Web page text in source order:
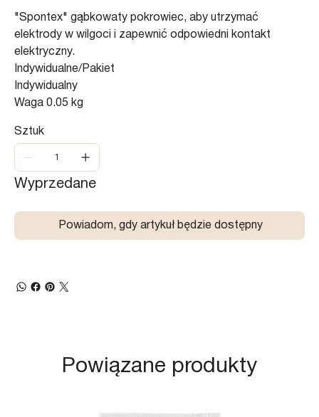
"Spontex" gąbkowaty pokrowiec, aby utrzymać
elektrody w wilgoci i zapewnić odpowiedni kontakt
elektryczny.
Indywidualne/Pakiet
Indywidualny
Waga 0.05 kg
Sztuk
Wyprzedane
Powiadom, gdy artykuł będzie dostępny
Powiązane produkty